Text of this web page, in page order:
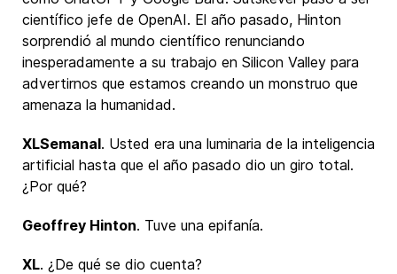
científico jefe de OpenAI. El año pasado, Hinton
sorprendió al mundo científico renunciando
inesperadamente a su trabajo en Silicon Valley para
advertirnos que estamos creando un monstruo que
amenaza la humanidad.
XLSemanal. Usted era una luminaria de la inteligencia
artificial hasta que el año pasado dio un giro total.
¿Por qué?
Geoffrey Hinton. Tuve una epifanía.
XL. ¿De qué se dio cuenta?